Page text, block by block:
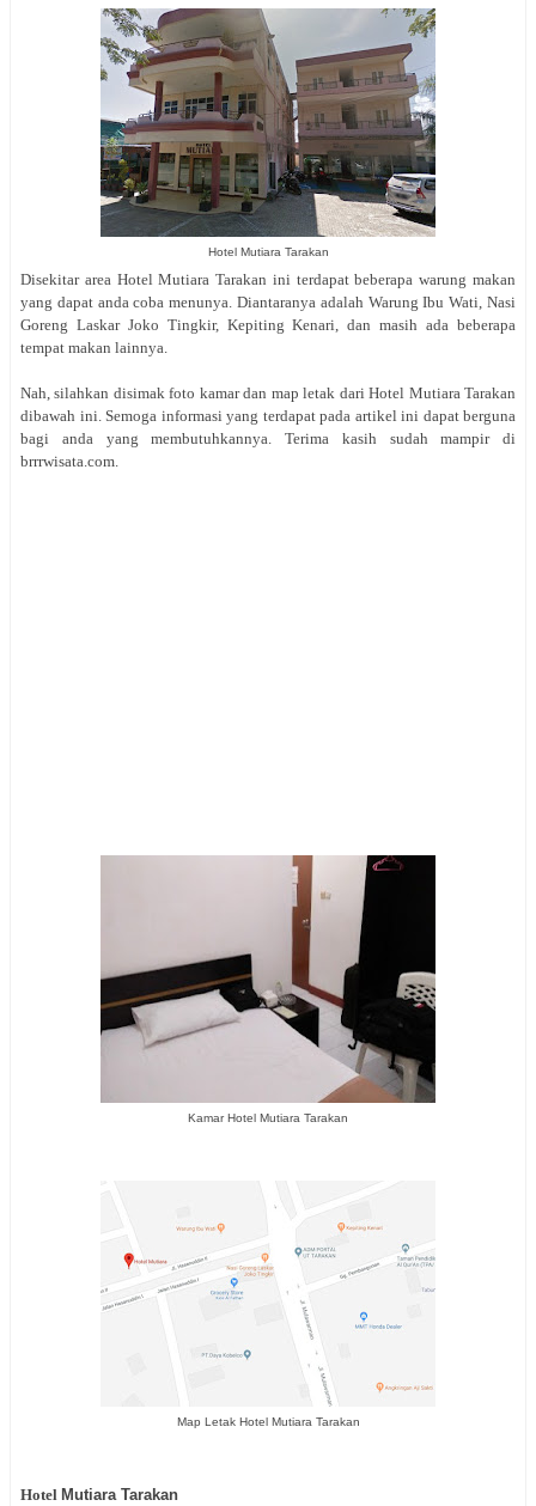
Hotel Mutiara Tarakan
Disekitar area Hotel Mutiara Tarakan ini terdapat beberapa warung makan
yang dapat anda coba menunya. Diantaranya adalah Warung Ibu Wati, Nasi
Goreng Laskar Joko Tingkir, Kepiting Kenari, dan masih ada beberapa
tempat makan lainnya.
Nah, silahkan disimak foto kamar dan map letak dari Hotel Mutiara Tarakan
dibawah ini. Semoga informasi yang terdapat pada artikel ini dapat berguna
bagi anda yang membutuhkannya. Terima kasih sudah mampir di
brrrwisata.com.
Kamar Hotel Mutiara Tarakan
Map Letak Hotel Mutiara Tarakan
Hotel Mutiara Tarakan